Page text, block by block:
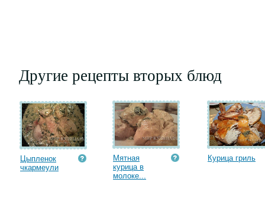
Другие рецепты вторых блюд
Цыпленок
чкармеули
Мятная
курица в
молоке...
Курица гриль